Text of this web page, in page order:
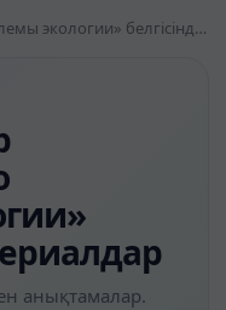
«Животный мир Казахстана и его проблемы экологии» белгісіндегі материалдар
анықтамалар.